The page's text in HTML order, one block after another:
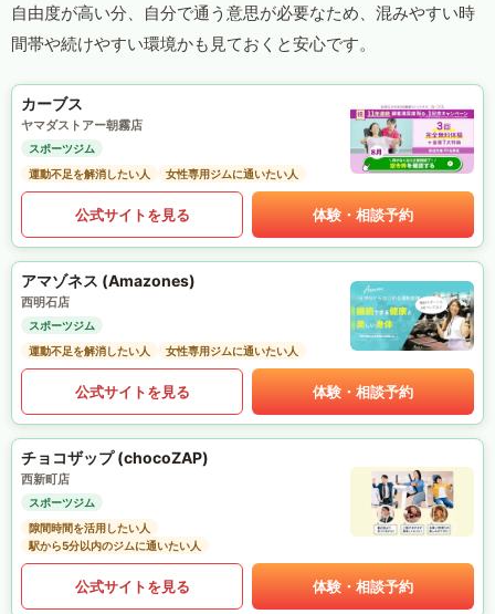
自由度が高い分、自分で通う意思が必要なため、混みやすい時
間帯や続けやすい環境かも見ておくと安心です。
カーブス
ヤマダストアー朝霧店
スポーツジム
運動不足を解消したい人
女性専用ジムに通いたい人
公式サイトを見る 体験・相談予約
アマゾネス (Amazones)
西明石店
スポーツジム
運動不足を解消したい人
女性専用ジムに通いたい人
公式サイトを見る 体験・相談予約
チョコザップ (chocoZAP)
西新町店
スポーツジム
隙間時間を活用したい人
駅から5分以内のジムに通いたい人
公式サイトを見る 体験・相談予約